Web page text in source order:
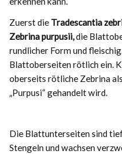
Zuerst die Tradescantia
Zebrina purpusii,die
rundlicher Form und
Blattoberseiten rötlich ein.
oberseits rötliche Zebrina
„Purpusi“ gehandelt wird.
Die Blattunterseiten sind
Stengeln und wachsen